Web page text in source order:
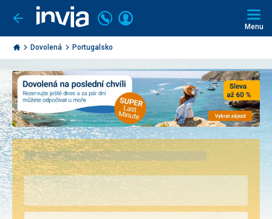
Jít
zpět
Invia.cz
Volejte
226
000
297
Přihlásit
Menu
Dovolená Portugalsko